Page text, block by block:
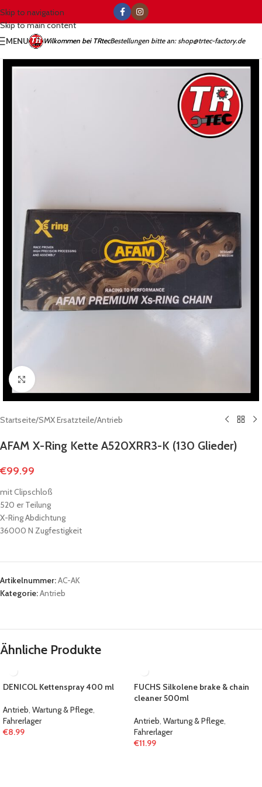
Skip to navigation
Skip to main content
MENU Wilkommen bei TRtecBestellungen bitte an: shop@trtec-factory.de
Click to enlarge
Startseite/SMX Ersatzteile/Antrieb
AFAM X-Ring Kette A520XRR3-K (130 Glieder)
€99.99
mit Clipschloß
520 er Teilung
X-Ring Abdichtung
36000 N Zugfestigkeit
Artikelnummer:AC-AK
Kategorie:Antrieb
Ähnliche Produkte
DENICOL Kettenspray 400 ml
Antrieb, Wartung & Pflege,
Fahrerlager
€8.99
FUCHS Silkolene brake & chain
cleaner 500ml
Antrieb, Wartung & Pflege,
Fahrerlager
€11.99